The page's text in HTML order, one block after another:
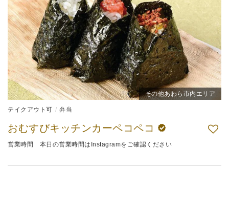
その他あわら市内エリア
テイクアウト可 弁当
おむすびキッチンカーペコペコ
営業時間 本日の営業時間はInstagramをご確認ください